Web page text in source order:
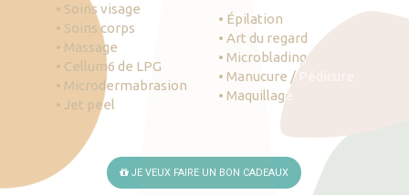
• Soins visage
• Soins corps
• Massage
• Cellum6 de LPG
• Microdermabrasion
• Jet peel
• Épilation
• Art du regard
• Microblading
• Manucure / Pédicure
• Maquillage
JE VEUX FAIRE UN BON CADEAUX